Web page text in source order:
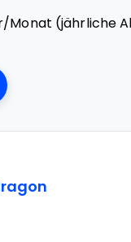
Monat (jährliche